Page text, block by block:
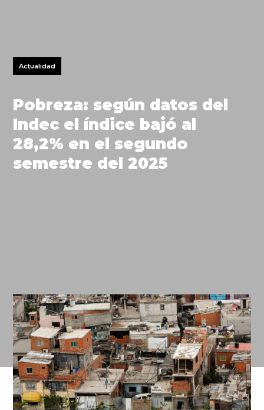
Actualidad
Pobreza: según datos del
Indec el índice bajó al
28,2% en el segundo
semestre del 2025